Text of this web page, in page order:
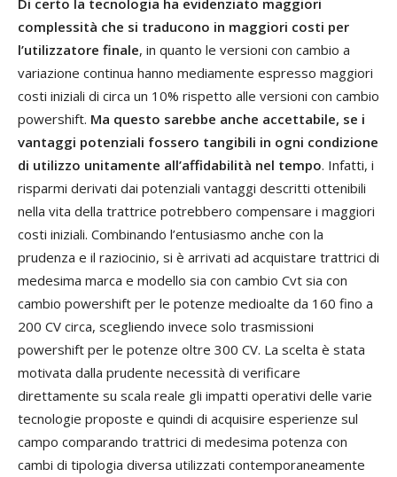
complessità che si traducono in maggiori costi per
l’utilizzatore finale, in quanto le versioni con cambio a
variazione continua hanno mediamente espresso maggiori
costi iniziali di circa un 10% rispetto alle versioni con cambio
powershift. Ma questo sarebbe anche accettabile, se i
vantaggi potenziali fossero tangibili in ogni condizione
di utilizzo unitamente all’affidabilità nel tempo. Infatti, i
risparmi derivati dai potenziali vantaggi descritti ottenibili
nella vita della trattrice potrebbero compensare i maggiori
costi iniziali. Combinando l’entusiasmo anche con la
prudenza e il raziocinio, si è arrivati ad acquistare trattrici di
medesima marca e modello sia con cambio Cvt sia con
cambio powershift per le potenze medioalte da 160 fino a
200 CV circa, scegliendo invece solo trasmissioni
powershift per le potenze oltre 300 CV. La scelta è stata
motivata dalla prudente necessità di verificare
direttamente su scala reale gli impatti operativi delle varie
tecnologie proposte e quindi di acquisire esperienze sul
campo comparando trattrici di medesima potenza con
cambi di tipologia diversa utilizzati contemporaneamente